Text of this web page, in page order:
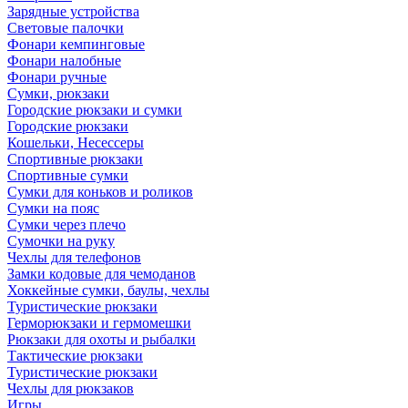
Зарядные устройства
Световые палочки
Фонари кемпинговые
Фонари налобные
Фонари ручные
Сумки, рюкзаки
Городские рюкзаки и сумки
Городские рюкзаки
Кошельки, Несессеры
Спортивные рюкзаки
Спортивные сумки
Сумки для коньков и роликов
Сумки на пояс
Сумки через плечо
Сумочки на руку
Чехлы для телефонов
Замки кодовые для чемоданов
Хоккейные сумки, баулы, чехлы
Туристические рюкзаки
Герморюкзаки и гермомешки
Рюкзаки для охоты и рыбалки
Тактические рюкзаки
Туристические рюкзаки
Чехлы для рюкзаков
Игры